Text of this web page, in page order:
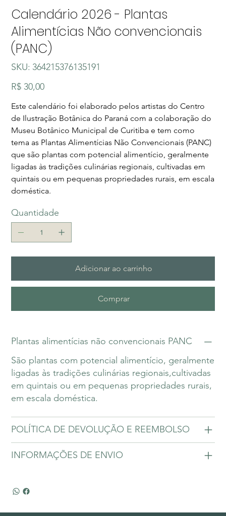
Calendário 2026 - Plantas
Alimentícias Não convencionais
(PANC)
SKU:
SKU
364215376135191
364215376135191
Preço
R$ 30,00
Este calendário foi elaborado pelos artistas do Centro
de Ilustração Botânica do Paraná com a colaboração do
Museu Botânico Municipal de Curitiba e tem como
tema as Plantas Alimentícias Não Convencionais (PANC)
que são plantas com potencial alimentício, geralmente
ligadas às tradições culinárias regionais, cultivadas em
quintais ou em pequenas propriedades rurais, em escala
doméstica.
Quantidade
Adicionar ao carrinho
Comprar
Plantas alimentícias não convencionais PANC
São plantas com potencial alimentício, geralmente
ligadas às tradições culinárias regionais,cultivadas
em quintais ou em pequenas propriedades rurais,
em escala doméstica.
POLÍTICA DE DEVOLUÇÃO E REEMBOLSO
INFORMAÇÕES DE ENVIO